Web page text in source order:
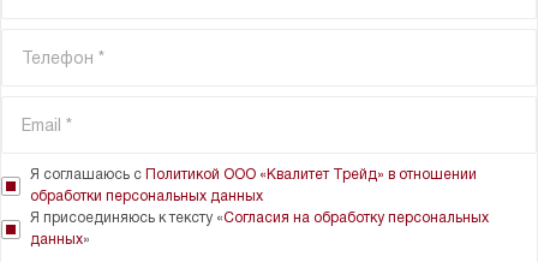
Я соглашаюсь с Политикой ООО «Квалитет Трейд» в отношении
обработки персональных данных
Я присоединяюсь к тексту «Согласия на обработку персональных
данных»